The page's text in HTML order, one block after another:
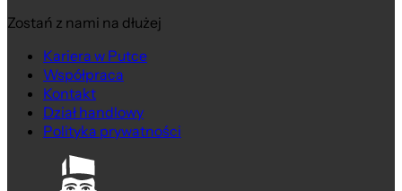
Zostań z nami na dłużej
Kariera w Putce
Współpraca
Kontakt
Dział handlowy
Polityka prywatności